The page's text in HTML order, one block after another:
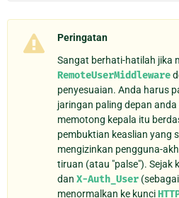
Peringatan
Sangat berhati-hatilah jika
RemoteUserMiddleware
penyesuaian. Anda harus
jaringan paling depan
memotong kepala itu
pembuktian keaslian yang
mengizinkan pengguna-
tiruan (atau "palse"). Sejak
dan X-Auth_User
menormalkan ke kunci